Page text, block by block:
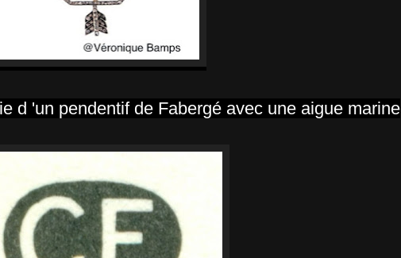
d 'un pendentif de Fabergé avec une aigue marine